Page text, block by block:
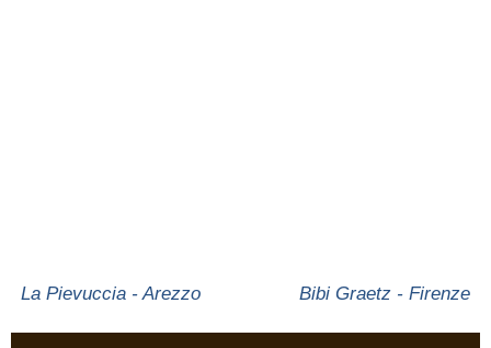
La Pievuccia - Arezzo Bibi Graetz - Firenze